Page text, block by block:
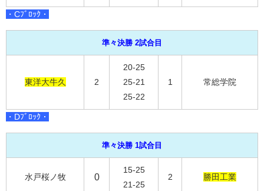
・Cﾌﾞﾛｯｸ・
準々決勝 2試合目
東洋大牛久 2
20-25
25-21
25-22
1 常総学院
・Dﾌﾞﾛｯｸ・
準々決勝 1試合目
水戸桜ノ牧 0
15-25
21-25
2 勝田工業